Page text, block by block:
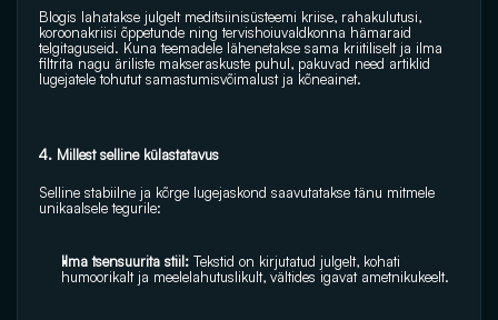
Blogis lahatakse julgelt meditsiinisüsteemi kriise, rahakulutusi,
koroonakriisi õppetunde ning tervishoiuvaldkonna hämaraid
telgitaguseid. Kuna teemadele lähenetakse sama kriitiliselt ja ilma
filtrita nagu äriliste makseraskuste puhul, pakuvad need artiklid
lugejatele tohutut samastumisvõimalust ja kõneainet.
4. Millest selline külastatavus
Selline stabiilne ja kõrge lugejaskond saavutatakse tänu mitmele
unikaalsele tegurile:
llma tsensuurita stiil: Tekstid on kirjutatud julgelt, kohati
humoorikalt ja meelelahutuslikult, vältides igavat ametnikukeelt.